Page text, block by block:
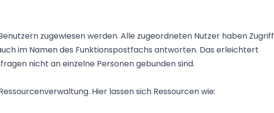
zugewiesen werden. Alle zugeordneten Nutzer haben Zugriff
im Namen des Funktionspostfachs antworten. Das erleichtert
nicht an einzelne Personen gebunden sind.
Hier lassen sich Ressourcen wie: